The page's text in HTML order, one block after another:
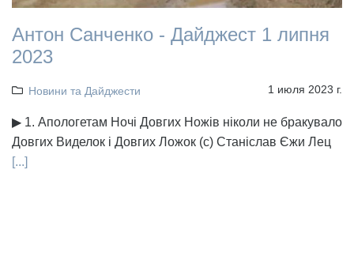
Антон Санченко - Дайджест 1 липня
2023
Новини та Дайджести 1 июля 2023 г.
▶ 1. Апологетам Ночі Довгих Ножів ніколи не бракувало
Довгих Виделок і Довгих Ложок (с) Станіслав Єжи Лец
[...]